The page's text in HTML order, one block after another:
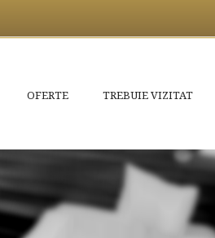
OFERTE TREBUIE VIZITAT